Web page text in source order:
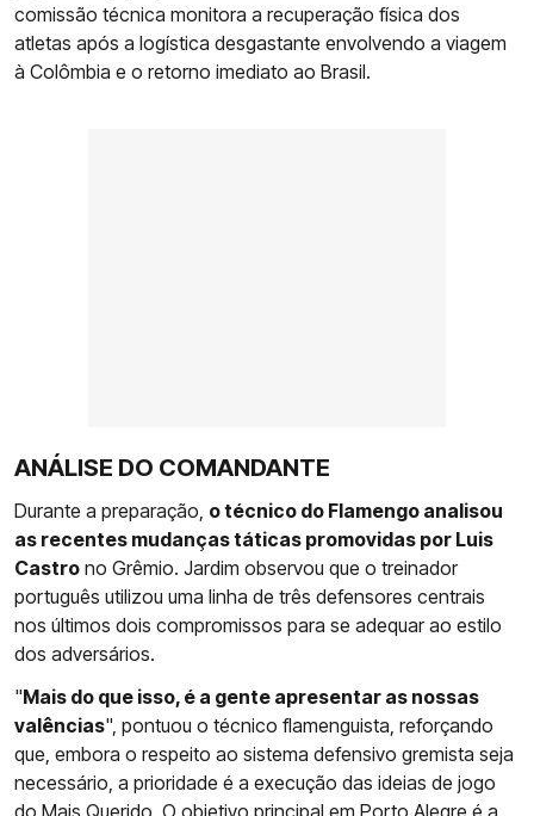
comissão técnica monitora a recuperação física dos
atletas após a logística desgastante envolvendo a viagem
à Colômbia e o retorno imediato ao Brasil.
ANÁLISE DO COMANDANTE
Durante a preparação, o técnico do Flamengo analisou
as recentes mudanças táticas promovidas por Luis
Castro no Grêmio. Jardim observou que o treinador
português utilizou uma linha de três defensores centrais
nos últimos dois compromissos para se adequar ao estilo
dos adversários.
"Mais do que isso, é a gente apresentar as nossas
valências", pontuou o técnico flamenguista, reforçando
que, embora o respeito ao sistema defensivo gremista seja
necessário, a prioridade é a execução das ideias de jogo